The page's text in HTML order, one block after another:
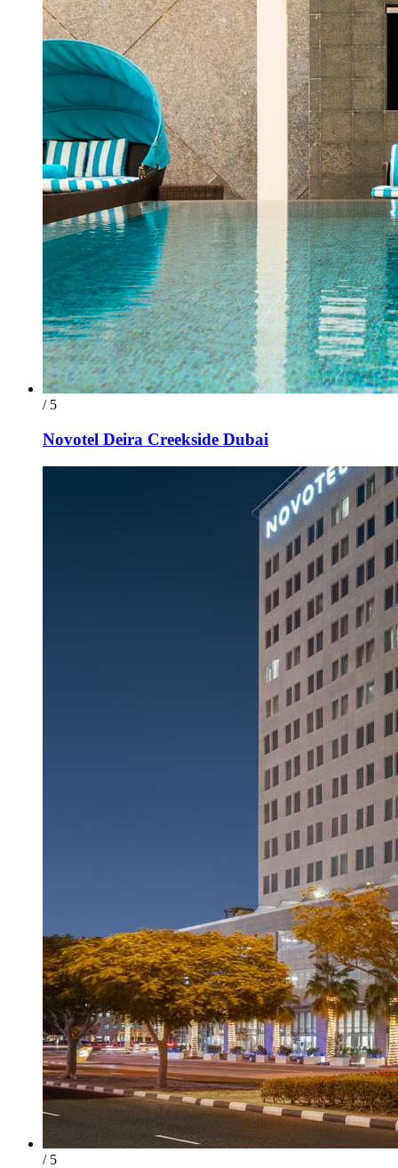
/ 5
Novotel Deira Creekside Dubai
/ 5